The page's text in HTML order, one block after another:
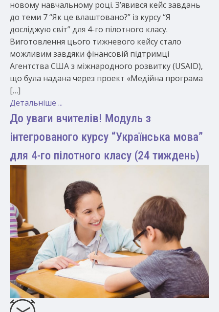
новому навчальному році. З’явився кейс завдань
до теми 7 “Як це влаштовано?” із курсу “Я
досліджую світ” для 4-го пілотного класу.
Виготовлення цього тижневого кейсу стало
можливим завдяки фінансовій підтримці
Агентства США з міжнародного розвитку (USAID),
що була надана через проект «Медійна програма
[…]
Детальніше ...
До уваги вчителів! Модуль з
інтегрованого курсу “Українська мова”
для 4-го пілотного класу (24 тиждень)